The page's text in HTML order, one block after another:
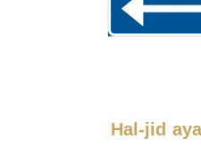
Hal-jid